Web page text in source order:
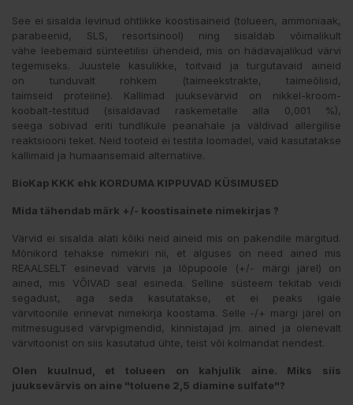
See ei sisalda levinud ohtlikke koostisaineid (tolueen, ammoniaak,
parabeenid, SLS, resortsinool) ning sisaldab võimalikult
vähe leebemaid sünteetilisi ühendeid, mis on hädavajalikud värvi
tegemiseks. Juustele kasulikke, toitvaid ja turgutavaid aineid
on tunduvalt rohkem (taimeekstrakte, taimeõlisid,
taimseid proteiine). Kallimad juuksevärvid on nikkel-kroom-
koobalt-testitud (sisaldavad raskemetalle alla 0,001 %),
seega sobivad eriti tundlikule peanahale ja väldivad allergilise
reaktsiooni teket. Neid tooteid ei testita loomadel, vaid kasutatakse
kallimaid ja humaansemaid alternatiive.
BioKap KKK ehk KORDUMA KIPPUVAD KÜSIMUSED
Mida tähendab märk +/- koostisainete nimekirjas ?
Värvid ei sisalda alati kõiki neid aineid mis on pakendile märgitud.
Mõnikord tehakse nimekiri nii, et alguses on need ained mis
REAALSELT esinevad värvis ja lõpupoole (+/- märgi järel) on
ained, mis VÕIVAD seal esineda. Selline süsteem tekitab veidi
segadust, aga seda kasutatakse, et ei peaks igale
värvitoonile erinevat nimekirja koostama. Selle -/+ märgi järel on
mitmesugused värvpigmendid, kinnistajad jm. ained ja olenevalt
värvitoonist on siis kasutatud ühte, teist või kolmandat nendest.
Olen kuulnud, et tolueen on kahjulik aine. Miks siis
juuksevärvis on aine "toluene 2,5 diamine sulfate"?